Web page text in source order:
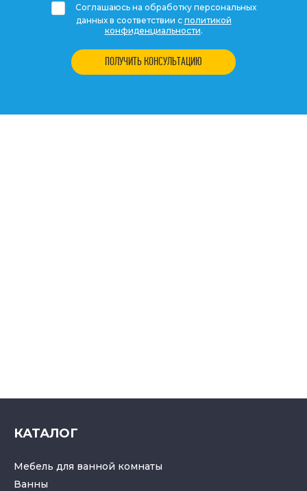
Соглашаюсь на обработку персональных
данных в соответствии с политикой
конфиденциальности.
ПОЛУЧИТЬ КОНСУЛЬТАЦИЮ
КАТАЛОГ
Мебель для ванной комнаты
Ванны